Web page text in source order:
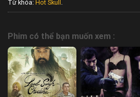
Từ khóa: Hot Skull .
Phim có thể bạn muốn xem :